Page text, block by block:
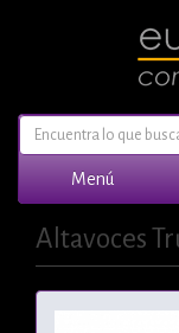
Menú
Altavoces